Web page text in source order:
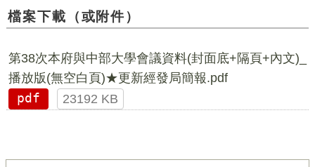
檔案下載（或附件）
第38次本府與中部大學會議資料(封面底+隔頁+內文)_
播放版(無空白頁)★更新經發局簡報.pdf
pdf
23192 KB